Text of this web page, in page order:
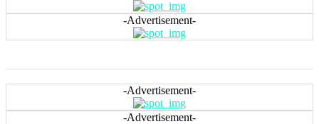
-Advertisement-
-Advertisement-
-Advertisement-